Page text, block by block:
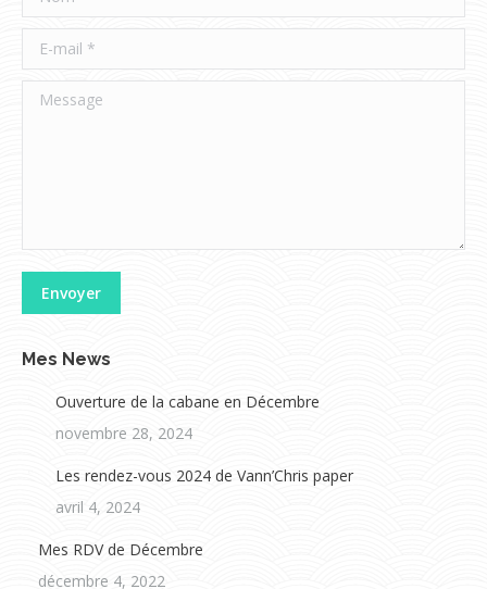
E-mail *
Message
Envoyer
Mes News
Ouverture de la cabane en Décembre
novembre 28, 2024
Les rendez-vous 2024 de Vann’Chris paper
avril 4, 2024
Mes RDV de Décembre
décembre 4, 2022